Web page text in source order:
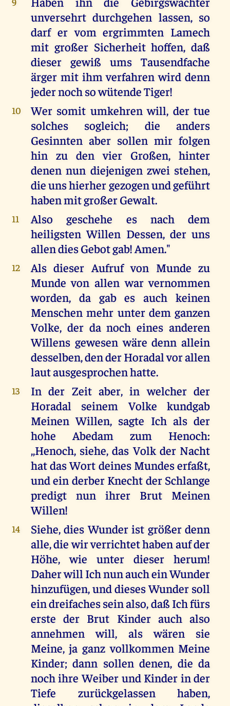
unversehrt durchgehen lassen, so
darf er vom ergrimmten Lamech
mit großer Sicherheit hoffen, daß
dieser gewiß ums Tausendfache
ärger mit ihm verfahren wird denn
jeder noch so wütende Tiger!
10
Wer somit umkehren will, der tue
solches sogleich; die anders
Gesinnten aber sollen mir folgen
hin zu den vier Großen, hinter
denen nun diejenigen zwei stehen,
die uns hierher gezogen und geführt
haben mit großer Gewalt.
11
Also geschehe es nach dem
heiligsten Willen Dessen, der uns
allen dies Gebot gab! Amen."
12
Als dieser Aufruf von Munde zu
Munde von allen war vernommen
worden, da gab es auch keinen
Menschen mehr unter dem ganzen
Volke, der da noch eines anderen
Willens gewesen wäre denn allein
desselben, den der Horadal vor allen
laut ausgesprochen hatte.
13
In der Zeit aber, in welcher der
Horadal seinem Volke kundgab
Meinen Willen, sagte Ich als der
hohe Abedam zum Henoch:
,,Henoch, siehe, das Volk der Nacht
hat das Wort deines Mundes erfaßt,
und ein derber Knecht der Schlange
predigt nun ihrer Brut Meinen
Willen!
14
Siehe, dies Wunder ist größer denn
alle, die wir verrichtet haben auf der
Höhe, wie unter dieser herum!
Daher will Ich nun auch ein Wunder
hinzufügen, und dieses Wunder soll
ein dreifaches sein also, daß Ich fürs
erste der Brut Kinder auch also
annehmen will, als wären sie
Meine, ja ganz vollkommen Meine
Kinder; dann sollen denen, die da
noch ihre Weiber und Kinder in der
Tiefe zurückgelassen haben,